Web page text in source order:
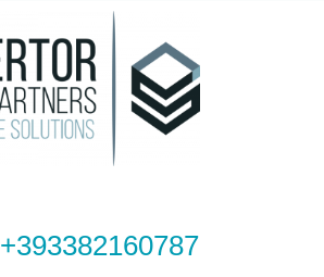
+393382160787